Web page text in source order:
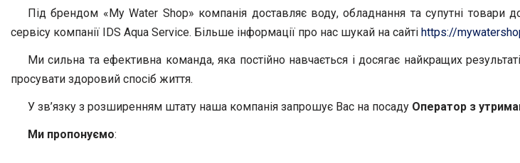
Під брендом «My Water Shop» компанія доставляє воду, обладнання та супутні
сервісу компанії IDS Aqua Service. Більше інформації про нас шукай на сайті https://
Ми сильна та ефективна команда, яка постійно навчається і досягає найкращих
просувати здоровий спосіб життя.
У зв’язку з розширенням штату наша компанія запрошує Вас на посаду Оператор з
Ми пропонуємо: